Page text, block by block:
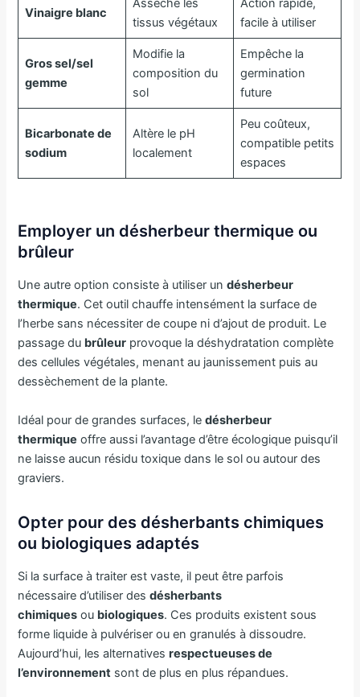
Vinaigre blanc
Assèche les
tissus végétaux
Action rapide,
facile à utiliser
Gros sel/sel
gemme
Modifie la
composition du
sol
Empêche la
germination
future
Bicarbonate de
sodium
Altère le pH
localement
Peu coûteux,
compatible petits
espaces
Employer un désherbeur thermique ou
brûleur
Une autre option consiste à utiliser undésherbeur
thermique. Cet outil chauffe intensément la surface de
l’herbe sans nécessiter de coupe ni d’ajout de produit. Le
passage du brûleur provoque la déshydratation complète
des cellules végétales, menant au jaunissement puis au
dessèchement de la plante.
Idéal pour de grandes surfaces, ledésherbeur
thermique offre aussi l’avantage d’être écologique puisqu’il
ne laisse aucun résidu toxique dans le sol ou autour des
graviers.
Opter pour des désherbants chimiques
ou biologiques adaptés
Si la surface à traiter est vaste, il peut être parfois
nécessaire d’utiliser desdésherbants
chimiques ou biologiques. Ces produits existent sous
forme liquide à pulvériser ou en granulés à dissoudre.
Aujourd’hui, les alternativesrespectueuses de
l’environnement sont de plus en plus répandues.